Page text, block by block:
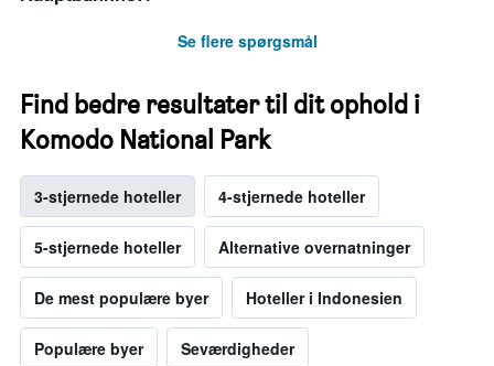
Se flere spørgsmål
Find bedre resultater til dit ophold i
Komodo National Park
3-stjernede hoteller 4-stjernede hoteller
5-stjernede hoteller Alternative overnatninger
De mest populære byer Hoteller i Indonesien
Populære byer Seværdigheder